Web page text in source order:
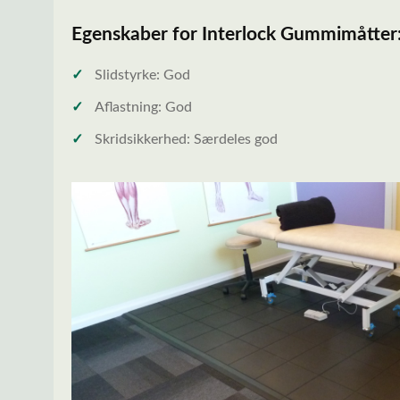
Egenskaber for Interlock
✓ Slidstyrke: God
✓ Aflastning: God
✓ Skridsikkerhed: Særdeles god